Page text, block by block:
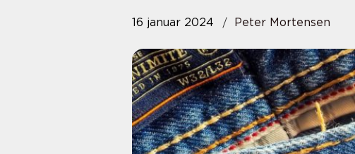
16 januar 2024 Peter Mortensen